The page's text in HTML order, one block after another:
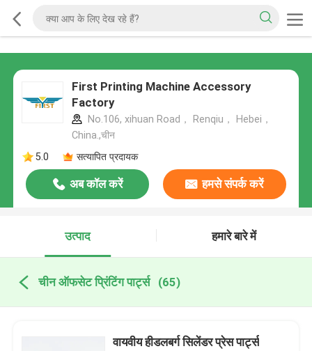
First Printing Machine Accessory
Factory
No.106, xihuan Road， Renqiu， Hebei，
China.,चीन
5.0
सत्यापित प्रदायक
अब कॉल करें हमसे संपर्क करें
उत्पाद हमारे बारे में
चीन ऑफसेट प्रिंटिंग पार्ट्स (65)
वायवीय हीडलबर्ग सिलेंडर प्रेस पार्ट्स